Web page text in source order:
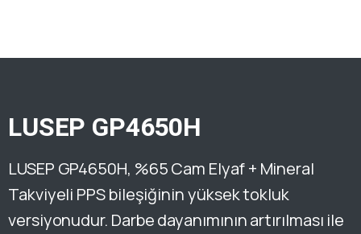
LUSEP GP4650H
LUSEP GP4650H, %65 Cam Elyaf + Mineral
Takviyeli PPS bileşiğinin yüksek tokluk
versiyonudur. Darbe dayanımının artırılması ile